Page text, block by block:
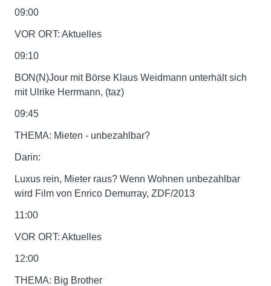
09:00
VOR ORT: Aktuelles
09:10
BON(N)Jour mit Börse Klaus Weidmann unterhält sich
mit Ulrike Herrmann, (taz)
09:45
THEMA: Mieten - unbezahlbar?
Darin:
Luxus rein, Mieter raus? Wenn Wohnen unbezahlbar
wird Film von Enrico Demurray, ZDF/2013
11:00
VOR ORT: Aktuelles
12:00
THEMA: Big Brother